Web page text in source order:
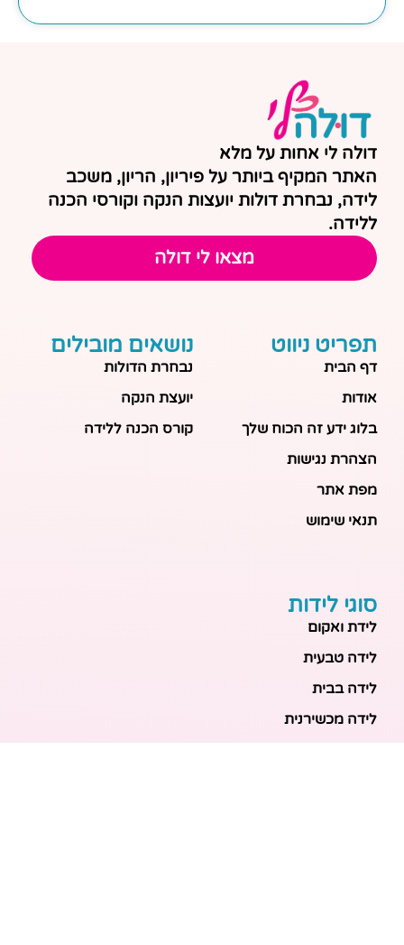
דולה לי אחות על מלא
האתר המקיף ביותר על פיריון, הריון, משכב
לידה, נבחרת דולות יועצות הנקה וקורסי הכנה
ללידה.
מצאו לי דולה
תפריט ניווט
דף הבית
אודות
בלוג ידע זה הכוח שלך
הצהרת נגישות
מפת אתר
תנאי שימוש
נושאים מובילים
נבחרת הדולות
יועצת הנקה
קורס הכנה ללידה
סוגי לידות
לידת ואקום
לידה טבעית
לידה בבית
לידה מכשירנית